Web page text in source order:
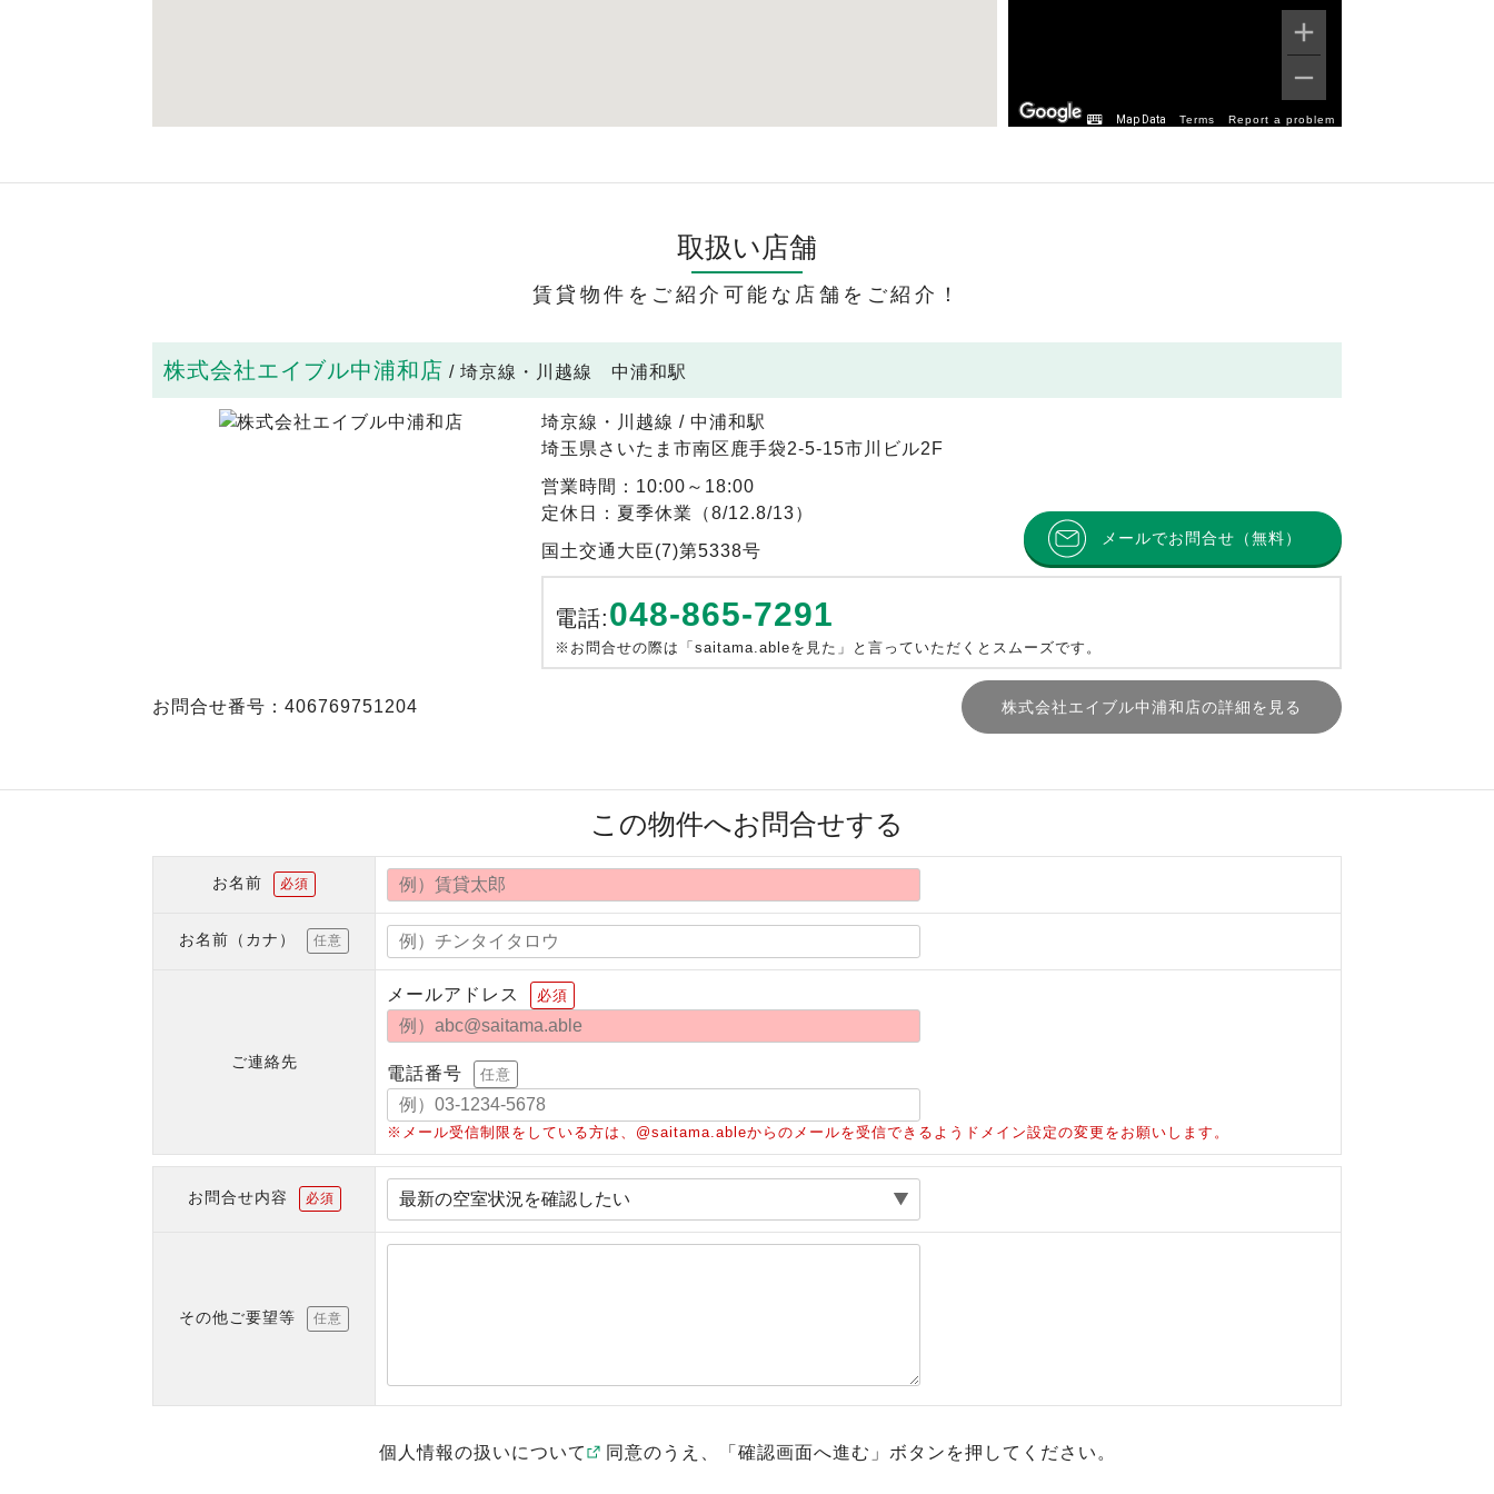
Map Data Terms Report a problem
取扱い店舗
賃貸物件をご紹介可能な店舗をご紹介！
株式会社エイブル中浦和店 / 埼京線・川越線 中浦和駅
埼京線・川越線 / 中浦和駅
埼玉県さいたま市南区鹿手袋2-5-15市川ビル2F
営業時間：10:00～18:00
定休日：夏季休業（8/12.8/13）
国土交通大臣(7)第5338号
メールでお問合せ（無料）
電話:048-865-7291
※お問合せの際は「saitama.ableを見た」と言っていただくとスムーズです。
お問合せ番号：406769751204 株式会社エイブル中浦和店の詳細を見る
この物件へお問合せする
お名前 必須
お名前（カナ） 任意
ご連絡先
メールアドレス 必須
電話番号 任意
※メール受信制限をしている方は、@saitama.ableからのメールを受信できるようドメイン設定の変更をお願いします。
お問合せ内容 必須
その他ご要望等 任意
個人情報の扱いについて 同意のうえ、「確認画面へ進む」ボタンを押してください。